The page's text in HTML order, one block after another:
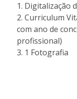
Digitalização
Curriculum
com ano de
profissional)
1 Fotografia